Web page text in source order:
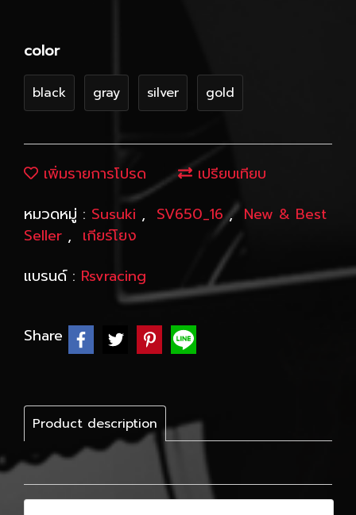
color
black gray silver gold
เพิ่มรายการโปรด
เปรียบเทียบ
หมวดหมู่ : Susuki , SV650_16, New & Best
Seller , เกียร์โยง
แบรนด์ : Rsvracing
Share
Product description